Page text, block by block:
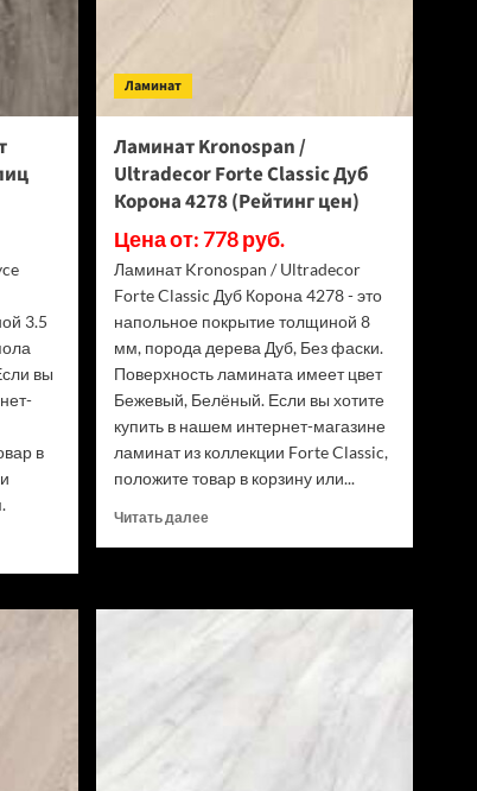
3.5
вы
в
Ламинат
Ламинат Kronospan /
Ultradecor Forte Classic Дуб
Корона 4278 (Рейтинг цен)
Цена от: 778 руб.
Ламинат Kronospan / Ultradecor
Forte Classic Дуб Корона 4278 - это
напольное покрытие толщиной 8
мм, порода дерева Дуб, Без фаски.
Поверхность ламината имеет цвет
Бежевый, Белёный. Если вы хотите
купить в нашем интернет-магазине
ламинат из коллекции Forte Classic,
положите товар в корзину или...
Читать далееПрочитать
Ultradecor
4278